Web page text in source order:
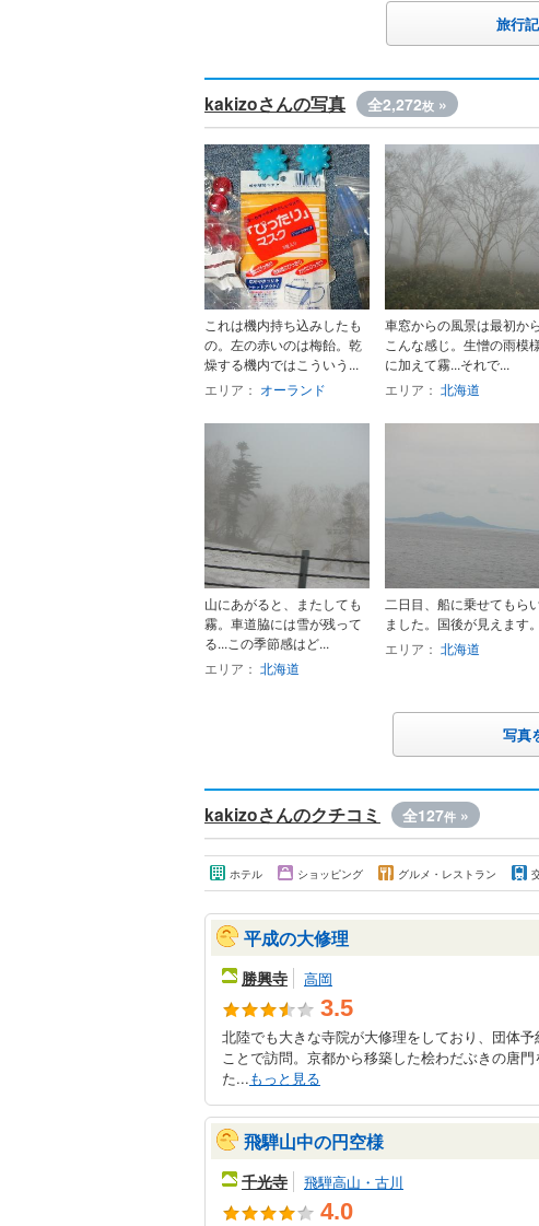
旅行
kakizoさんの写真 全2,272枚 »
これは機内持ち込みしたも
の。左の赤いのは梅飴。乾
燥する機内ではこういう...
エリア： オーランド
車窓からの風景は最初から
こんな感じ。生憎の雨模
に加えて霧...それで...
エリア： 北海道
山にあがると、またしても
霧。車道脇には雪が残って
る...この季節感はど...
エリア： 北海道
二日目、船に乗せてもら
ました。国後が見えます。
エリア： 北海道
写真
kakizoさんのクチコミ 全127件 »
ホテル ショッピング グルメ・レストラン
平成の大修理
勝興寺 高岡
3.5
北陸でも大きな寺院が大修理をしており、団体
ことで訪問。京都から移築した桧わだぶきの唐
た...もっと見る
飛騨山中の円空様
千光寺 飛騨高山・古川
4.0